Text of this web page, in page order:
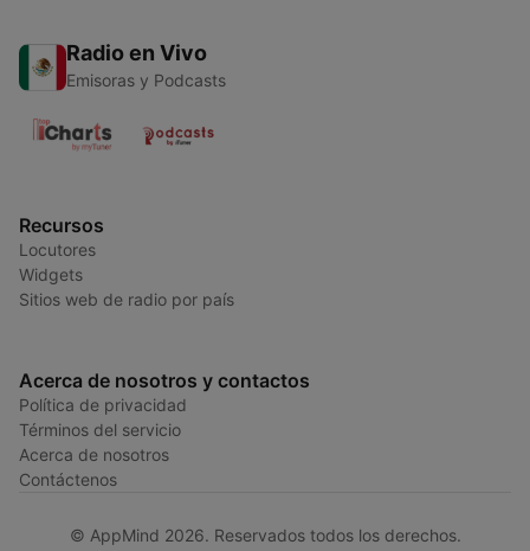
Radio en Vivo
Emisoras y Podcasts
Recursos
Locutores
Widgets
Sitios web de radio por país
Acerca de nosotros y contactos
Política de privacidad
Términos del servicio
Acerca de nosotros
Contáctenos
© AppMind 2026. Reservados todos los derechos.